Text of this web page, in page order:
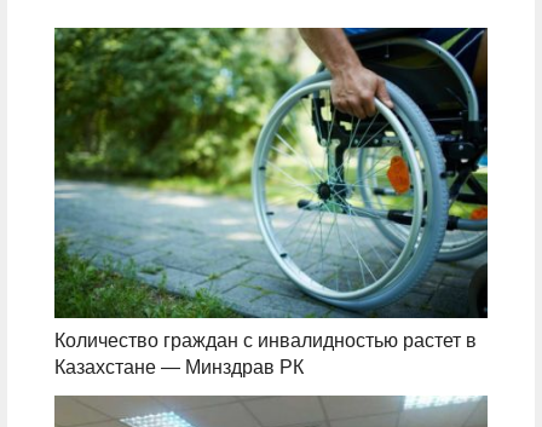
Количество граждан с инвалидностью растет в
Казахстане — Минздрав РК